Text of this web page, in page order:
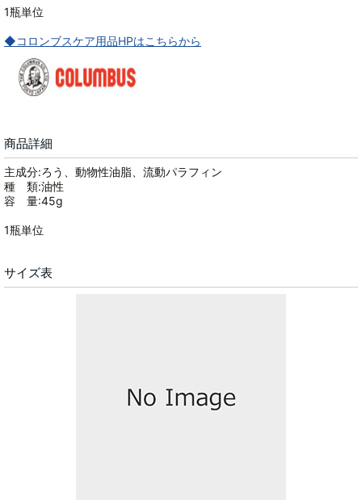
1瓶単位
◆コロンブスケア用品HPはこちらから
商品詳細
主成分:ろう、動物性油脂、流動パラフィン
種 類:油性
容 量:45g
1瓶単位
サイズ表